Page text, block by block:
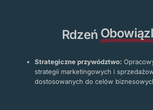
Rdzeń
Strategiczne przywództwo:
strategii marketingowych i
dostosowanych do celów